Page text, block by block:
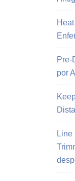
Pre-
por
Line